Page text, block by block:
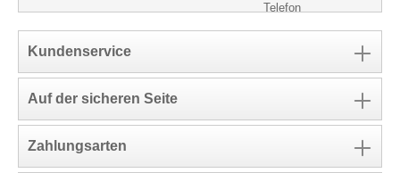
Kundenservice
Auf der sicheren Seite
Zahlungsarten